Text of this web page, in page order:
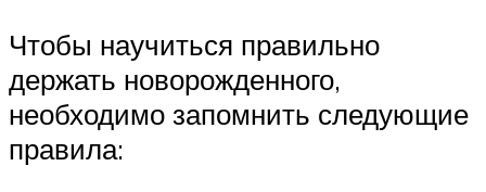
Чтобы научиться правильно
держать новорожденного,
необходимо запомнить следующие
правила: